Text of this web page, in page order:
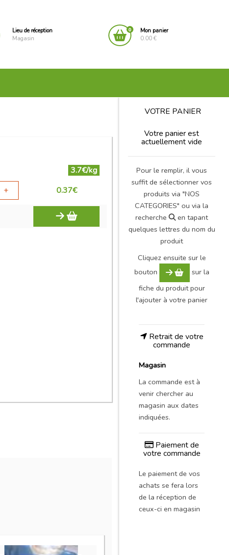
Lieu de réception
Magasin
0
Mon panier
0.00 €
3.7€/kg
+ 0.37€
VOTRE PANIER
Votre panier est
actuellement vide
Pour le remplir, il vous
suffit de sélectionner vos
produits via "NOS
CATEGORIES" ou via la
recherche
en tapant
quelques lettres du nom du
produit
Cliquez ensuite sur le
bouton
sur la
fiche du produit pour
l'ajouter à votre panier
Retrait de votre
commande
Magasin
La commande est à
venir chercher au
magasin aux dates
indiquées.
Paiement de
votre commande
Le paiement de vos
achats se fera lors
de la réception de
ceux-ci en magasin